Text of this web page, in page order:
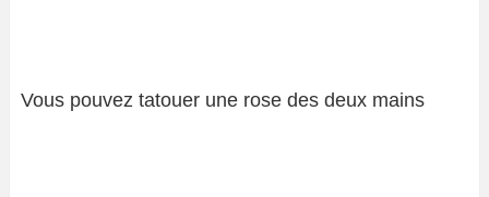
Vous pouvez tatouer une rose des deux mains